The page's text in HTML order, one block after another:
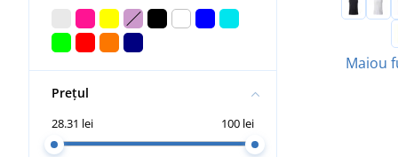
Prețul
28.31 lei 100 lei
Maiou